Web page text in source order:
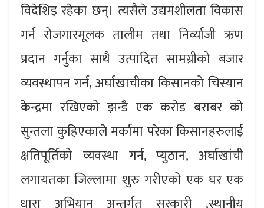
विदेशिइ रहेका छन्। त्यसैले उद्यमशीलता विकास
गर्न रोजगारमूलक तालीम तथा निर्व्याजी ऋण
प्रदान गर्नुका साथै उत्पादित सामग्रीको बजार
व्यवस्थापन गर्न, अर्घाखाचीका किसानको चिस्यान
केन्द्रमा रखिएको झन्डै एक करोड बराबर को
सुन्तला कुहिएकाले मर्कामा परेका किसानहरुलाई
क्षतिपूर्तिको व्यवस्था गर्न, प्युठान, अर्घाखांची
लगायतका जिल्लामा शुरु गरीएको एक घर एक